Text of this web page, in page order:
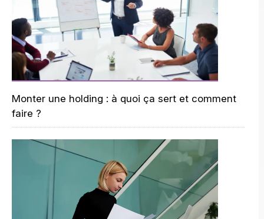
Monter une holding : à quoi ça sert et comment
faire ?